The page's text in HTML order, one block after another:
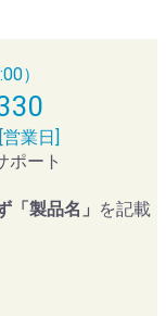
）
[営業日]
ポート
「製品名」 を記載